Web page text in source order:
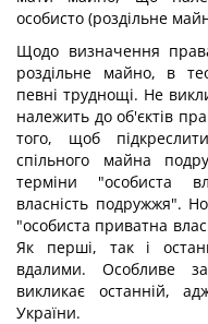
особисто (роздільне
Щодо визначення
роздільне майно, в
певні труднощі. Не
належить до об'єктів
того, щоб
спільного майна
терміни "особиста
власність подружжя".
"особиста приватна
Як перші, так і
вдалими. Особливе
викликає останній,
України.